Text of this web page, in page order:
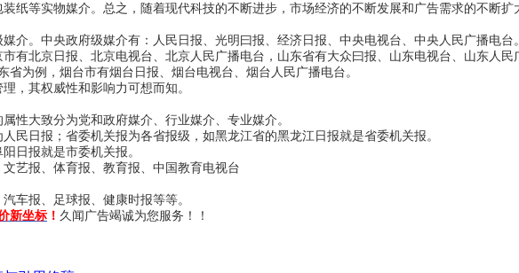
纸等实物媒介。总之，随着现代科技的不断进步，市场经济的不断发展和广告需求的不断扩
介。中央政府级媒介有：人民日报、光明曰报、经济日报、中央电视台、中央人民广播电台。
有北京日报、北京电视台、北京人民广播电台，山东省有大众曰报、山东电视台、山东人民
为例，烟台市有烟台日报、烟台电视台、烟台人民广播电台。
，其权威性和影响力可想而知。
性大致分为党和政府媒介、行业媒介、专业媒介。
民日报；省委机关报为各省报级，如黑龙江省的黑龙江日报就是省委机关报。
日报就是市委机关报。
艺报、体育报、教育报、中国教育电视台
车报、足球报、健康时报等等。
新坐标 ！ 久闻广告竭诚为您服务！！